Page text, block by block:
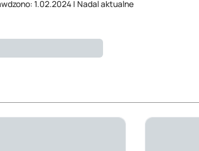
1.02.2024 | Nadal aktualne